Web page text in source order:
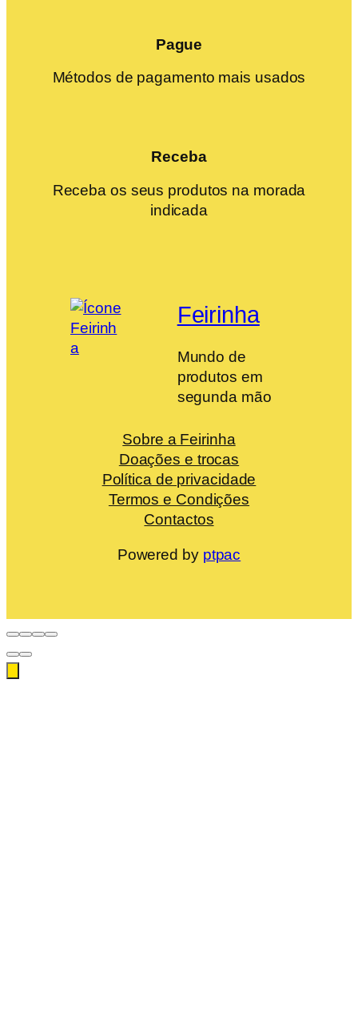
Pague
Métodos de pagamento mais usados
Receba
Receba os seus produtos na morada
indicada
Feirinha
Mundo de
produtos em
segunda mão
Sobre a Feirinha
Doações e trocas
Política de privacidade
Termos e Condições
Contactos
Powered by ptpac